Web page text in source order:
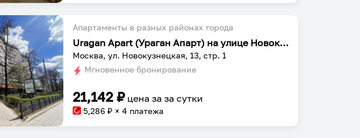
Апартаменты в разных районах города
Uragan Apart (Ураган Апарт) на улице Новокузнецкая
Москва, ул. Новокузнецкая, 13, стр. 1
Мгновенное бронирование
21,142 ₽ цена заза сутки
5,286 ₽ × 4 платежа